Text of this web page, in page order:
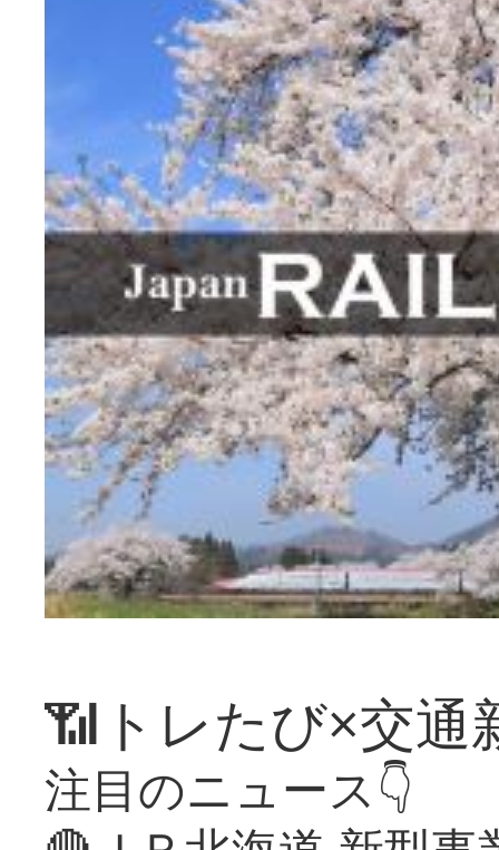
📶トレたび×交通
注目のニュース👇